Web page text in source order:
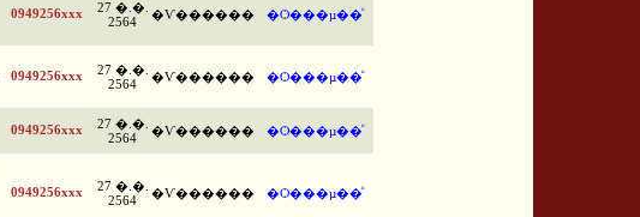
0949256xxx
27 �.�.
2564
�Ѵ������ �Ѻ���µ��ͧ
0949256xxx
27 �.�.
2564
�Ѵ������ �Ѻ���µ��ͧ
0949256xxx
27 �.�.
2564
�Ѵ������ �Ѻ���µ��ͧ
0949256xxx
27 �.�.
2564
�Ѵ������ �Ѻ���µ��ͧ